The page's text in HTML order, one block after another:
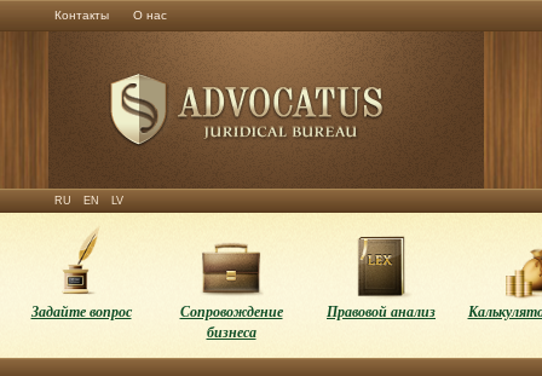
Контакты О нас
RU EN LV
Задайте вопрос
Сопровождение
бизнеса
Правовой анализ